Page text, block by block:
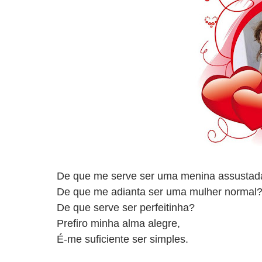
De que me serve ser uma menina
De que me adianta ser uma mulher normal?
De que serve ser perfeitinha?
Prefiro minha alma alegre,
É-me suficiente ser simples.